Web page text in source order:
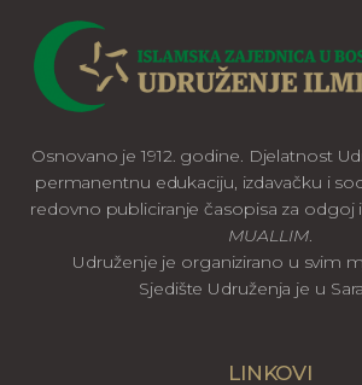
Osnovano je 1912. godine. Djelatnost
permanentnu edukaciju, izdavačku i
redovno publiciranje časopisa za odgoj
MUALLIM.
Udruženje je organizirano u svim
Sjedište Udruženja je u
LINKOVI